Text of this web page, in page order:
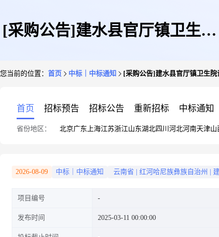
[采购公告]建水县官厅镇卫生院
您当前的位置： 首页 中标｜中标通知 [采购公告]建水县官厅镇卫生
首页 招标预告 招标公告 重新招标 中标通知
省份地区： 北京广东 上海江苏浙江山东湖北四川 河北河南天津山
2026-08-09 中标｜中标通知 云南省 红河哈尼族彝族自治州
项目编号
发布时间 2025-03-11 00:00:00